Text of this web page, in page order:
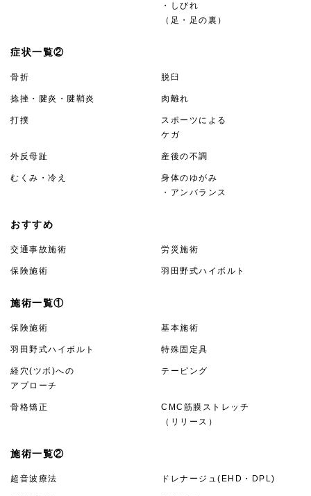
・しびれ
（足・足の裏）
症状一覧②
骨折 脱臼
捻挫・腱炎・腱鞘炎 肉離れ
打撲
スポーツによる
ケガ
外反母趾 産後の不調
むくみ・冷え
身体のゆがみ
・アンバランス
おすすめ
交通事故施術 労災施術
保険施術 羽田野式ハイボルト
施術一覧①
保険施術 基本施術
羽田野式ハイボルト 特殊固定具
経穴(ツボ)への
アプローチ
テーピング
骨格矯正
CMC筋膜ストレッチ
（リリース）
施術一覧②
超音波療法 ドレナージュ(EHD・DPL)